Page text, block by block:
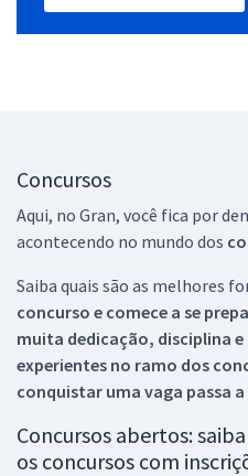
Concursos
Aqui, no Gran, você fica por
acontecendo no mundo dos
Saiba quais são as melhores
concurso e comece a se
muita dedicação, disciplina
experientes no ramo dos
conquistar uma vaga passa
Concursos abertos:
os concursos com